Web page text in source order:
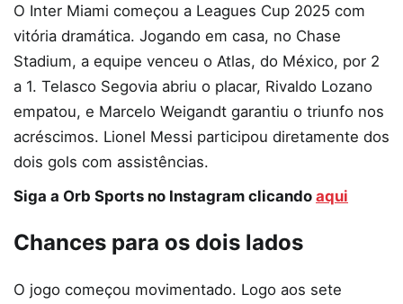
O Inter Miami começou a Leagues Cup 2025 com
vitória dramática. Jogando em casa, no Chase
Stadium, a equipe venceu o Atlas, do México, por 2
a 1. Telasco Segovia abriu o placar, Rivaldo Lozano
empatou, e Marcelo Weigandt garantiu o triunfo nos
acréscimos. Lionel Messi participou diretamente dos
dois gols com assistências.
Siga a Orb Sports no Instagram clicando aqui
Chances para os dois lados
O jogo começou movimentado. Logo aos sete